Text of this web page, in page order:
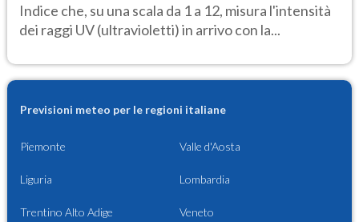
Indice che, su una scala da 1 a 12, misura l'intensità
dei raggi UV (ultravioletti) in arrivo con la...
Previsioni meteo per le regioni italiane
Piemonte Valle d'Aosta
Liguria Lombardia
Trentino Alto Adige Veneto